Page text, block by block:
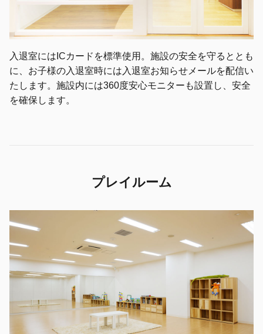
入退室にはICカードを標準使用。施設の安全を守るととも
に、お子様の入退室時には入退室お知らせメールを配信い
たします。施設内には360度安心モニターも設置し、安全
を確保します。
プレイルーム